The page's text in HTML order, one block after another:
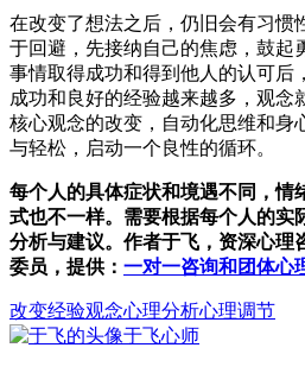
在改变了想法之后，仍旧会有习惯
于回避，先接纳自己的焦虑，鼓起
事情取得成功和得到他人的认可后
成功和良好的经验越来越多，观念
核心观念的改变，自动化思维和身
与轻松，启动一个良性的循环。
每个人的具体症状和境遇不同，情
式也不一样。需要根据每个人的实
分析与建议。作者于飞，资深心理
委员，提供： 一对一咨询和团体心
改变经验观念心理分析心理调节
于飞心师